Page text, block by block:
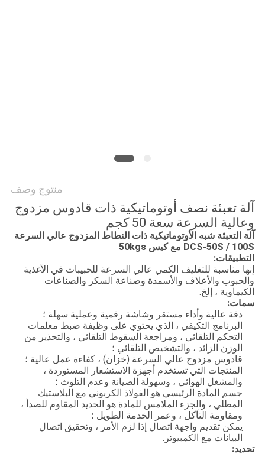
منتوج وصف
آلة تعبئة نصف أوتوماتيكية ذات قادوس مزدوج
وعالية السرعة سعة 50 كجم
آلة التعبئة شبه الأوتوماتيكية ذات النطاط المزدوج عالي السرعة
DCS-50S / 100S مع كيس 50kgs
التطبيقات:
إنها مناسبة للتغليف الكمي عالي السرعة للحبيبات في الأغذية
والحبوب والأعلاف والأسمدة وصناعة السكر والصناعات
الكيماوية ، إلخ.
سمات:
دقة عالية وأداء مستقر وشاشة رقمية وعملية سهلة ؛
البرنامج التكيفي ، الذي يحتوي على وظيفة ضبط معلمات
التحكم التلقائي ، ومراجعة السقوط التلقائي ، والتحذير من
الوزن الزائد ، والتشخيص التلقائي ؛
قادوس مزدوج عالي السرعة (خزان) ، كفاءة عمل عالية ؛
المنتجات التي تستخدم أجهزة الاستشعار المستوردة ،
والمشغل الهوائي ، وسهولة الصيانة وعدم التلوث ؛
جسم المادة الرئيسي هو الفولاذ الكربوني مع البلاستيك
المطلي ، والجزء الملامس للمادة هو الحديد المقاوم للصدأ ،
ومقاومة التآكل ، وعمر الخدمة الطويل ؛
يمكن تقديم واجهة اتصال إذا لزم الأمر ، وتحقيق اتصال
البيانات مع الكمبيوتر.
تحديد: